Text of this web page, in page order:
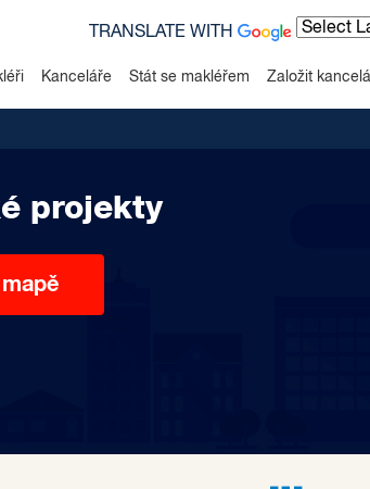
Kanceláře Stát se makléřem Založit
TRANSLATE WITH
projekty